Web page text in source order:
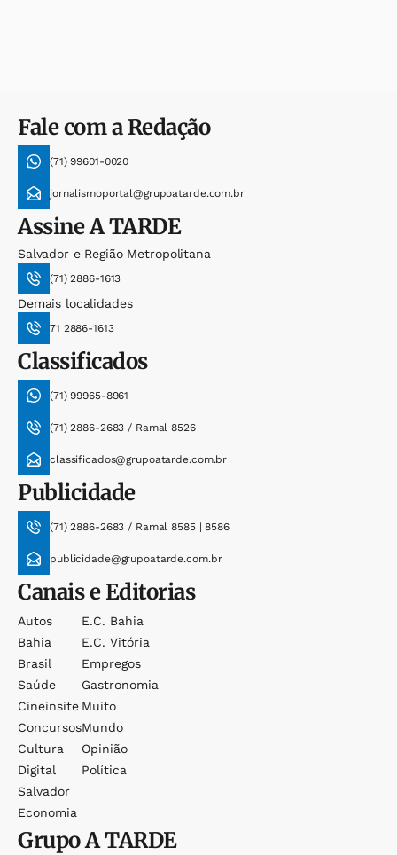
Fale com a Redação
(71) 99601-0020
jornalismoportal@grupoatarde.com.br
AssineA TARDE
Salvador e Região Metropolitana
(71) 2886-1613
Demais localidades
71 2886-1613
Classificados
(71) 99965-8961
(71) 2886-2683 / Ramal 8526
classificados@grupoatarde.com.br
Publicidade
(71) 2886-2683 / Ramal 8585 | 8586
publicidade@grupoatarde.com.br
Canais e Editorias
Autos
Bahia
Brasil
Saúde
Cineinsite
Concursos
Cultura
Digital
Salvador
Economia
E.c. Bahia
E.c. Vitória
Empregos
Gastronomia
Muito
Mundo
Opinião
Política
GrupoA TARDE